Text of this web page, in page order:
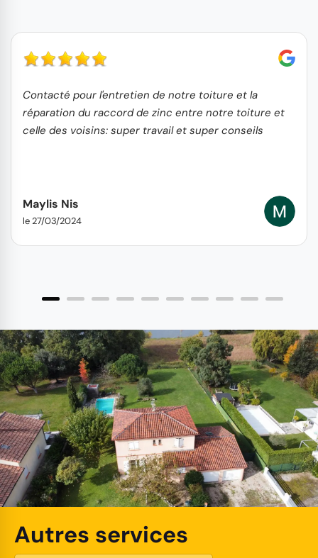
Contacté pour l'entretien de notre toiture et la
réparation du raccord de zinc entre notre toiture et
celle des voisins: super travail et super conseils
Maylis Nis
le 27/03/2024
Autres services